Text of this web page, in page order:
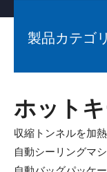
製品カテゴリ
ホット
収縮トンネルを加
自動シーリングマ